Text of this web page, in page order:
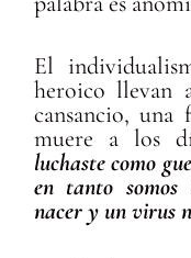
El
heroico llevan
cansancio,
muere a los
luchaste como
en tanto somos
nacer y un virus